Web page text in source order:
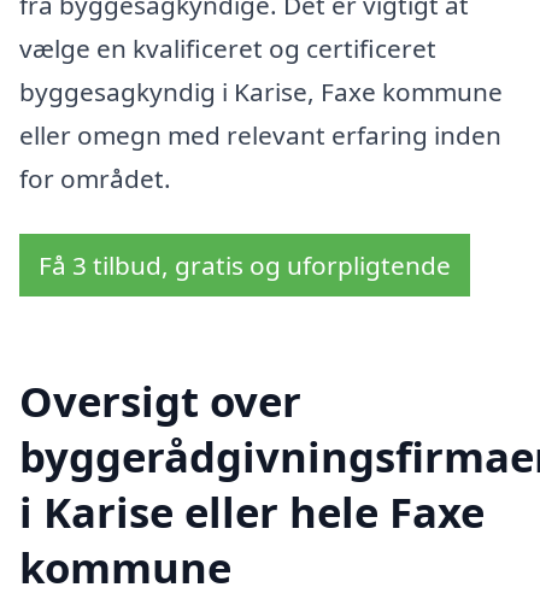
vælge en kvalificeret og certificeret
byggesagkyndig i Karise, Faxe kommune
eller omegn med relevant erfaring inden
for området.
Få 3 tilbud, gratis og uforpligtende
Oversigt over
i Karise eller hele Faxe
kommune